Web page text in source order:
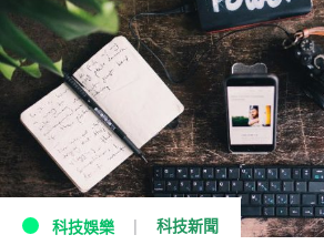
科技娛樂 科技新聞